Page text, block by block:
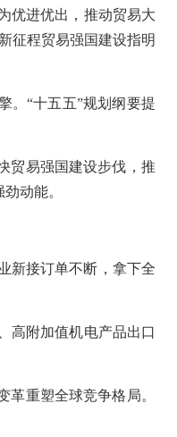
优进优出，推动贸易大
征程贸易强国建设指明
。“十五五”规划纲要提
贸易强国建设步伐，推
动能。
新接订单不断，拿下全
高附加值机电产品出口
重塑全球竞争格局。